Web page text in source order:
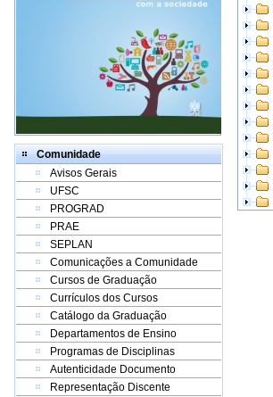
Comunidade
Avisos Gerais
UFSC
PROGRAD
PRAE
SEPLAN
Comunicações a Comunidade
Cursos de Graduação
Currículos dos Cursos
Catálogo da Graduação
Departamentos de Ensino
Programas de Disciplinas
Autenticidade Documento
Representação Discente